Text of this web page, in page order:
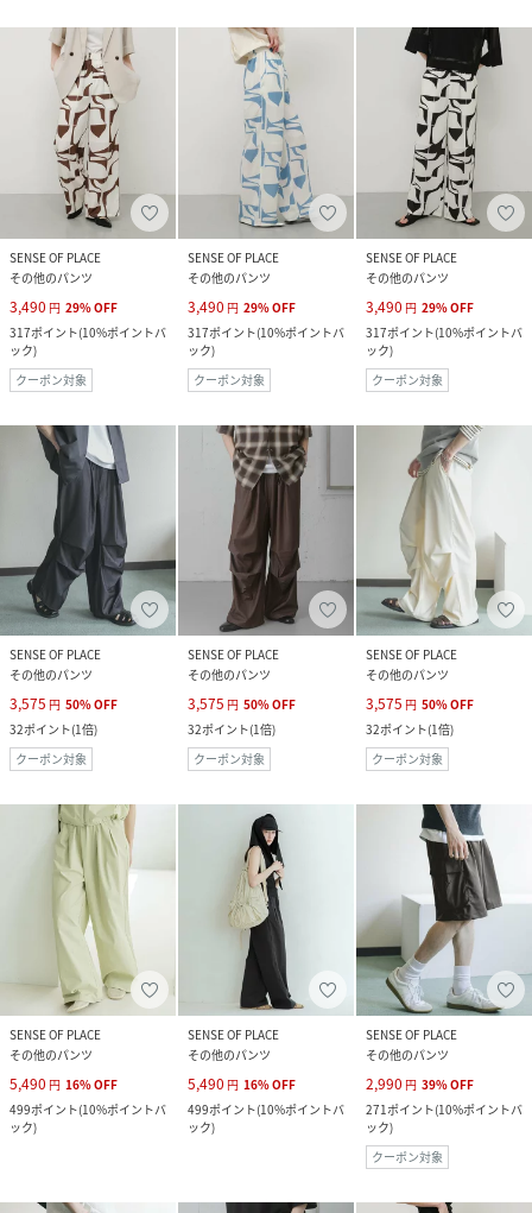
SENSE OF PLACE
その他のパンツ
3,490 円 29%OFF
317ポイント(10%ポイントバ
ック)
クーポン対象
SENSE OF PLACE
その他のパンツ
3,490 円 29%OFF
317ポイント(10%ポイントバ
ック)
クーポン対象
SENSE OF PLACE
その他のパンツ
3,490 円 29%OFF
317ポイント(10%ポイントバ
ック)
クーポン対象
SENSE OF PLACE
その他のパンツ
3,575 円 50%OFF
32ポイント(1倍)
クーポン対象
SENSE OF PLACE
その他のパンツ
3,575 円 50%OFF
32ポイント(1倍)
クーポン対象
SENSE OF PLACE
その他のパンツ
3,575 円 50%OFF
32ポイント(1倍)
クーポン対象
SENSE OF PLACE
その他のパンツ
5,490 円 16%OFF
499ポイント(10%ポイントバ
ック)
SENSE OF PLACE
その他のパンツ
5,490 円 16%OFF
499ポイント(10%ポイントバ
ック)
SENSE OF PLACE
その他のパンツ
2,990 円 39%OFF
271ポイント(10%ポイントバ
ック)
クーポン対象